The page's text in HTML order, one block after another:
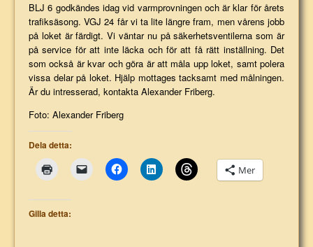
BLJ 6 godkändes idag vid varmprovningen och är klar för årets
trafiksäsong.VGJ 24 får vi ta lite längre fram, men vårens jobb
på loket är färdigt. Vi väntar nu på säkerhetsventilerna som är
på service för att inte läcka och för att få rätt inställning. Det
som också är kvar och göra är att måla upp loket, samt polera
vissa delar på loket. Hjälp mottages tacksamt med målningen.
Är du intresserad, kontakta Alexander Friberg.
Foto: Alexander Friberg
Dela detta:
Mer
Gilla detta: